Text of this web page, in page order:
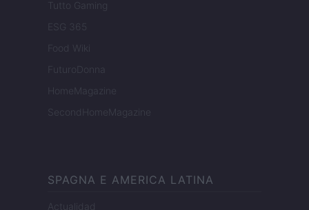
Tutto Gaming
ESG 365
Food Wiki
FuturoDonna
HomeMagazine
SecondHomeMagazine
SPAGNA E AMERICA LATINA
Actualidad